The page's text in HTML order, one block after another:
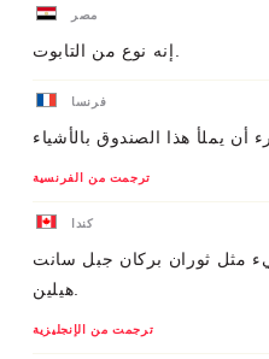
مصر
فرنسا
ترجمت من الفرنسية
كندا
مثل ثوران بركان جبل سانت
ترجمت من الإنجليزية